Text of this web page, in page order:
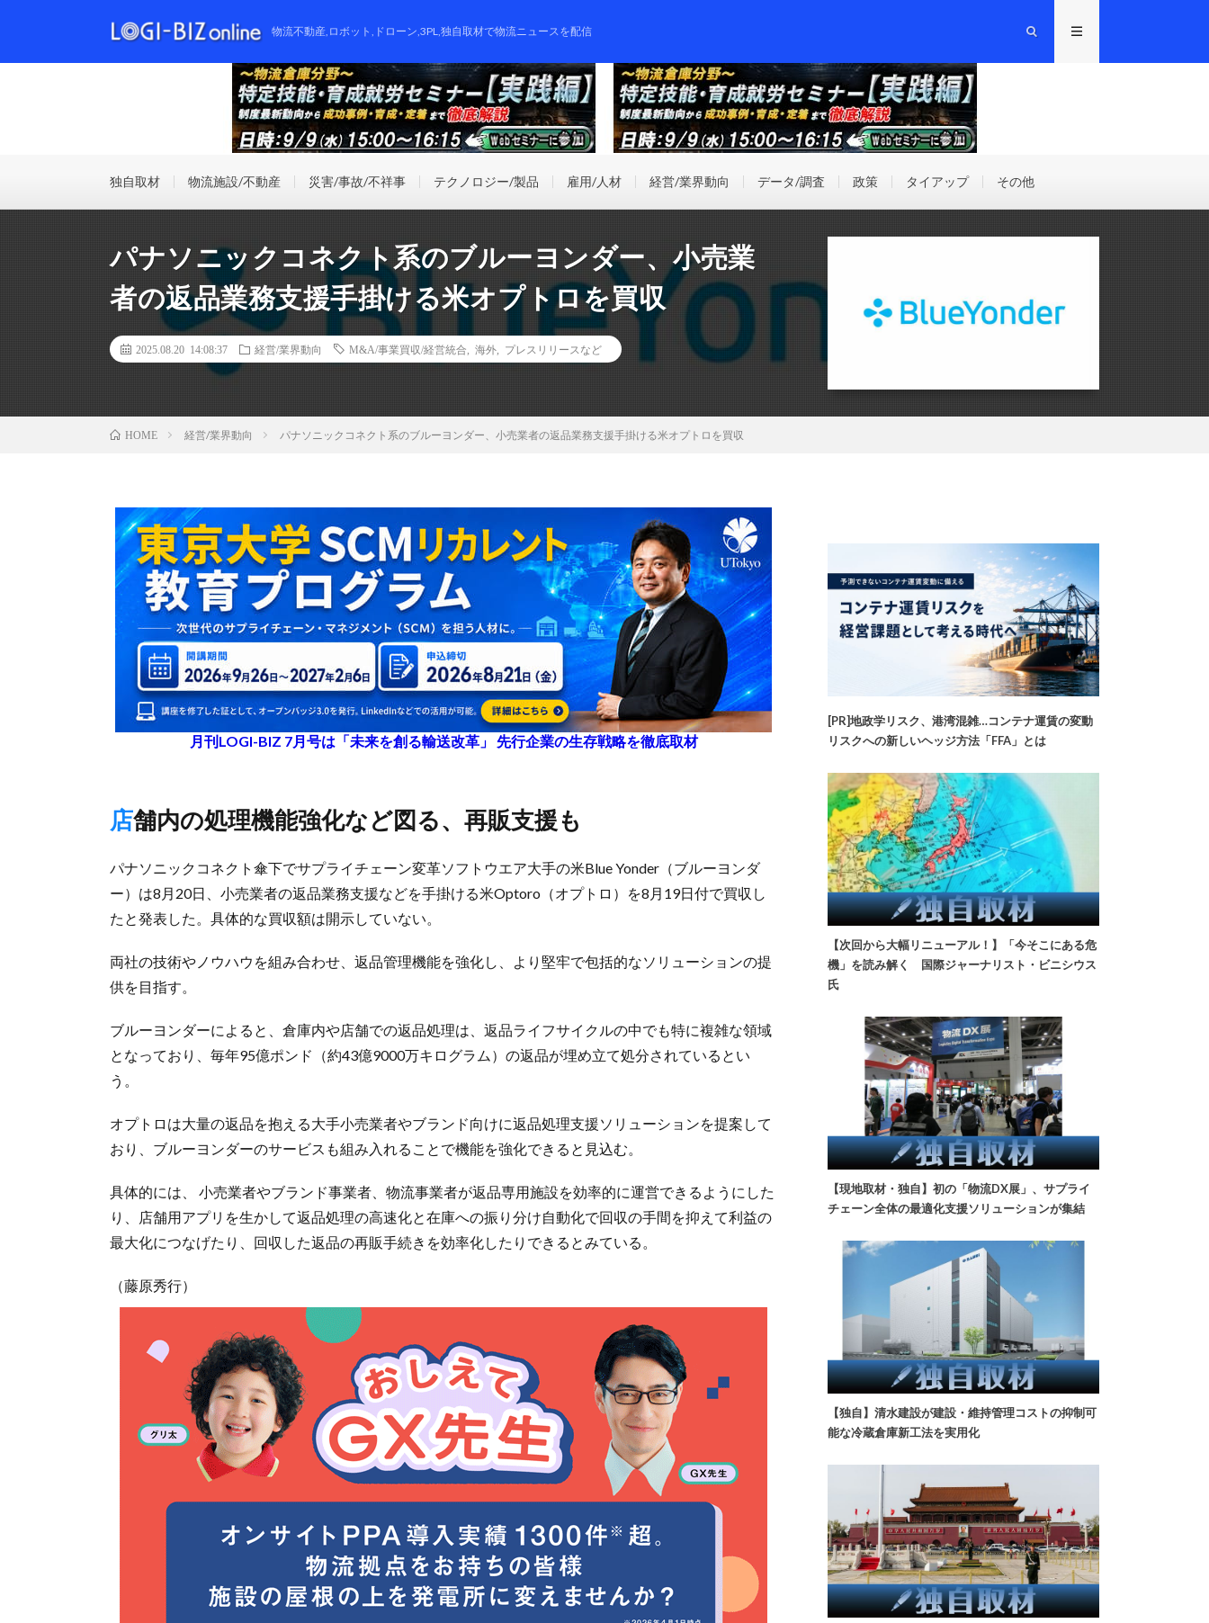
物流不動産,ロボット,ドローン,3PL,独自取材で物流ニュースを配信
独自取材 物流施設/不動産 災害/事故/不祥事 テクノロジー/製品 雇用/人材 経営/業界動向 データ/調査 政策 タイアップ その他
パナソニックコネクト系のブルーヨンダー、小売業
者の返品業務支援手掛ける米オプトロを買収
2025.08.20 14:08:37 経営/業界動向 M&A/事業買収/経営統合 海外 プレスリリースなど
HOME 経営/業界動向 パナソニックコネクト系のブルーヨンダー、小売業者の返品業務支援手掛ける米オプトロを買収
月刊LOGI-BIZ 7月号は「未来を創る輸送改革」 先行企業の生存戦略を徹底取材
店舗内の処理機能強化など図る、再販支援も
パナソニックコネクト傘下でサプライチェーン変革ソフトウエア大手の米Blue Yonder（ブルーヨンダ
ー）は8月20日、小売業者の返品業務支援などを手掛ける米Optoro（オプトロ）を8月19日付で買収し
たと発表した。具体的な買収額は開示していない。
両社の技術やノウハウを組み合わせ、返品管理機能を強化し、より堅牢で包括的なソリューションの提
供を目指す。
ブルーヨンダーによると、倉庫内や店舗での返品処理は、返品ライフサイクルの中でも特に複雑な領域
となっており、毎年95億ポンド（約43億9000万キログラム）の返品が埋め立て処分されているとい
う。
オプトロは大量の返品を抱える大手小売業者やブランド向けに返品処理支援ソリューションを提案して
おり、ブルーヨンダーのサービスも組み入れることで機能を強化できると見込む。
具体的には、 小売業者やブランド事業者、物流事業者が返品専用施設を効率的に運営できるようにした
り、店舗用アプリを生かして返品処理の高速化と在庫への振り分け自動化で回収の手間を抑えて利益の
最大化につなげたり、回収した返品の再販手続きを効率化したりできるとみている。
（藤原秀行）
[PR]地政学リスク、港湾混雑…コンテナ運賃の変動
リスクへの新しいヘッジ方法「FFA」とは
【次回から大幅リニューアル！】「今そこにある危
機」を読み解く 国際ジャーナリスト・ビニシウス
氏
【現地取材・独自】初の「物流DX展」、サプライ
チェーン全体の最適化支援ソリューションが集結
【独自】清水建設が建設・維持管理コストの抑制可
能な冷蔵倉庫新工法を実用化